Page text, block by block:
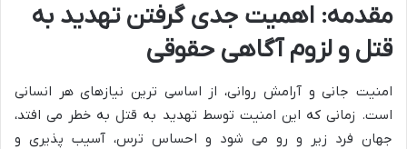
مقدمه: اهمیت جدی گرفتن تهدید به
قتل و لزوم آگاهی حقوقی
امنیت جانی و آرامش روانی، از اساسی ترین نیازهای هر انسانی
است. زمانی که این امنیت توسط تهدید به قتل به خطر می افتد،
جهان فرد زیر و رو می شود و احساس ترس، آسیب پذیری و